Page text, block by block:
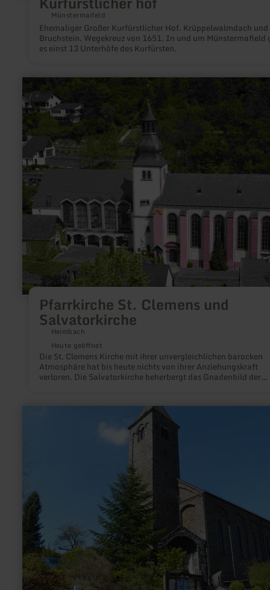
Münstermaifeld
Ehemaliger Großer Kurfürstlicher Hof. Krüppelwalmdach und
Bruchstein. Wegekreuz von 1651. In und um Münstermafield
es einst 13 Unterhöfe des Kurfürsten.
Pfarrkirche St. Clemens und
Salvatorkirche
Heimbach
Heute geöffnet
Die St. Clemens Kirche mit ihrer unvergleichlichen barocken
Atmosphäre hat bis heute nichts von ihrer Anziehungskraft
verloren. Die Salvatorkirche beherbergt das Gnadenbild der
erfahren
zu:
Pfarrkirche
St.
Clemens
und
Salvatorkirche